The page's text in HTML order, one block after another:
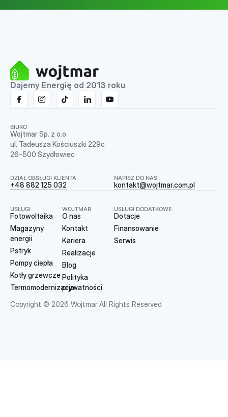
Dajemy Energię od 2013 roku
BIURO
Wojtmar Sp. z o.o.
ul. Tadeusza Kościuszki 229c
26-500 Szydłowiec
DZIAŁ OBSŁUGI KLIENTA
+48 882 125 032
NAPISZ DO NAS
kontakt@wojtmar.com.pl
USŁUGI
Fotowoltaika
Magazyny
energii
Pstryk
Pompy ciepła
Kotły grzewcze
Termomodernizacja
WOJTMAR
O nas
Kontakt
Kariera
Realizacje
Blog
Polityka
prywatności
USŁUGI DODATKOWE
Dotacje
Finansowanie
Serwis
Copyright © 2026 Wojtmar All Rights Reserved